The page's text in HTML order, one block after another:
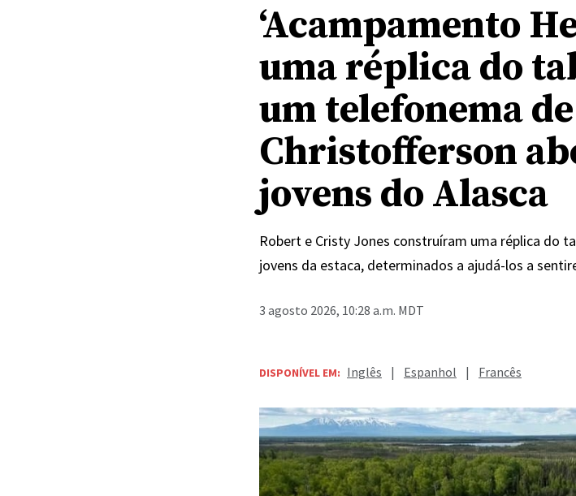
‘Acampamento
uma réplica do
um telefonema
Christofferson
jovens do Alasca
Robert e Cristy Jones construíram uma réplica do
jovens da estaca, determinados a ajudá-los a
3 agosto 2026, 10:28 a.m. MDT
DISPONÍVEL EM: Inglês | Espanhol | Francês